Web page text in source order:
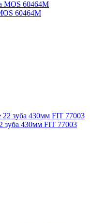
60464М
зуба 430мм FIT 77003